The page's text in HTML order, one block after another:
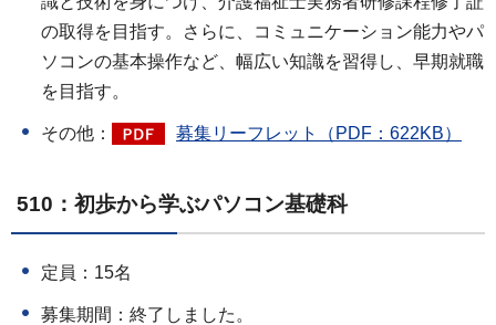
の取得を目指す。さらに、コミュニケーション能力やパ
ソコンの基本操作など、幅広い知識を習得し、早期就職
を目指す。
その他： 募集リーフレット（PDF：622KB）
510：初歩から学ぶパソコン基礎科
定員：15名
募集期間：終了しました。